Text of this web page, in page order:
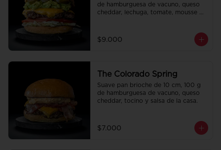
de hamburguesa de vacuno, queso
cheddar, lechuga, tomate, mousse de
$9.000
The Colorado Spring
Suave pan brioche de 10 cm, 100 g
de hamburguesa de vacuno, queso
cheddar, tocino y salsa de la casa.
$7.000